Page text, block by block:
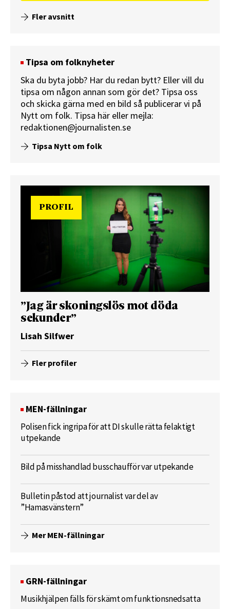
Fler avsnitt
Tipsa om folknyheter
Ska du byta jobb? Har du redan bytt? Eller vill du
tipsa om någon annan som gör det? Tipsa oss
och skicka gärna med en bild så publicerar vi på
Nytt om folk. Tipsa här eller mejla:
redaktionen@journalisten.se
Tipsa Nytt om folk
PROFIL
”Jag är skoningslös mot döda
sekunder”
Lisah Silfwer
Fler profiler
MEN-fällningar
Polisen fick ingripa för att DI skulle rätta felaktigt
utpekande
Bild på misshandlad busschaufför var utpekande
Bulletin påstod att journalist var del av
”Hamasvänstern”
Mer MEN-fällningar
GRN-fällningar
Musikhjälpen fälls för skämt om funktionsnedsatta